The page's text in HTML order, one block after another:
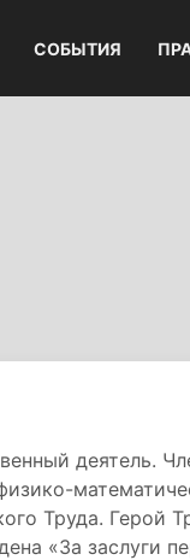
СОБЫТИЯ
деятель.
Труда. Герой
«За заслуги